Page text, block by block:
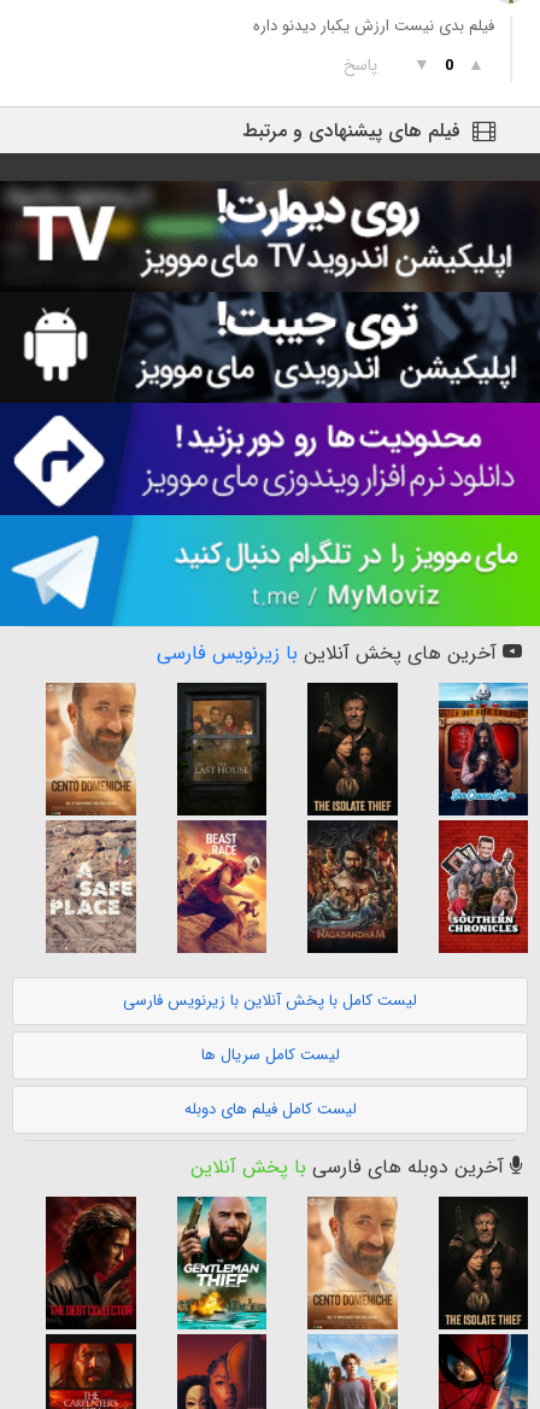
فیلم بدی نیست ارزش یکبار دیدنو داره
▲
0
▼ پاسخ
فیلم های پیشنهادی و مرتبط
آخرین های پخش آنلاین با زیرنویس فارسی
لیست کامل با پخش آنلاین با زیرنویس فارسی
لیست کامل سریال ها
لیست کامل فیلم های دوبله
آخرین دوبله های فارسی با پخش آنلاین